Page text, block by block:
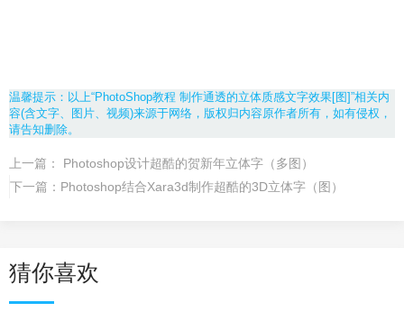
温馨提示：以上“PhotoShop教程 制作通透的立体质感文字效果[图]”相关内
容(含文字、图片、视频)来源于网络，版权归内容原作者所有，如有侵权，
请告知删除。
上一篇：
Photoshop设计超酷的贺新年立体字（多图）
下一篇： Photoshop结合Xara3d制作超酷的3D立体字（图）
猜你喜欢